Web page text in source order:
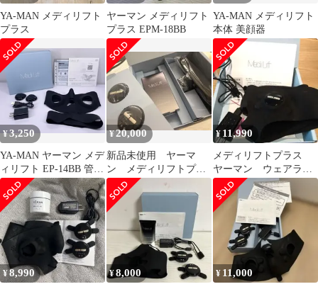
YA-MAN メディリフト
プラス
ヤーマン メディリフト
プラス EPM-18BB
YA-MAN メディリフト
本体 美顔器
¥3,250
YA-MAN ヤーマン メデ
ィリフト EP-14BB 管理
M
¥20,000
新品未使用 ヤーマ
ン メディリフトプラ
ス セラムセット
EPM18BB2
¥ 11,990
メディリフトプラス
ヤーマン ウェアラブ
ルEMS美顔器
¥8,990 ¥8,000 ¥ 11,000